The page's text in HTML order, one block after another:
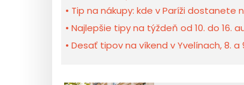
Tip na nákupy: kde v Paríži dostanete
Najlepšie tipy na týždeň od 10. do 16.
Desať tipov na víkend v Yvelínach, 8.